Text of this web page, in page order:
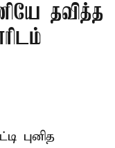
தவித்த
புனித